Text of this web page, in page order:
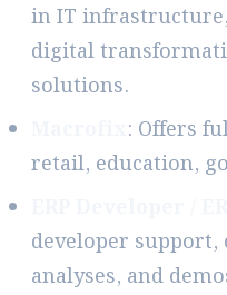
in IT
digital
solutions.
: Offers
retail, education,
developer
analyses, and